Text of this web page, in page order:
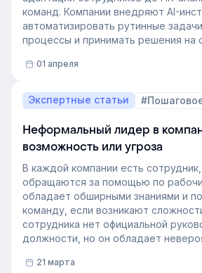
команд. Компании внедряют AI-
автоматизировать рутинные
процессы и принимать решения на
01 апреля
Экспертные статьи
Неформальный лидер в
возможность или угроза
В каждой компании есть
обращаются за помощью по
обладает обширными знаниями и
команду, если возникают
сотрудника нет официальной
должности, но он обладает
неформальный лидер группы. У
21 марта